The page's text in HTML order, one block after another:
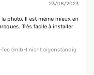
23/08/2023
photo. Il est même mieux en
Très facile à installer
GmbH nicht eigenständig